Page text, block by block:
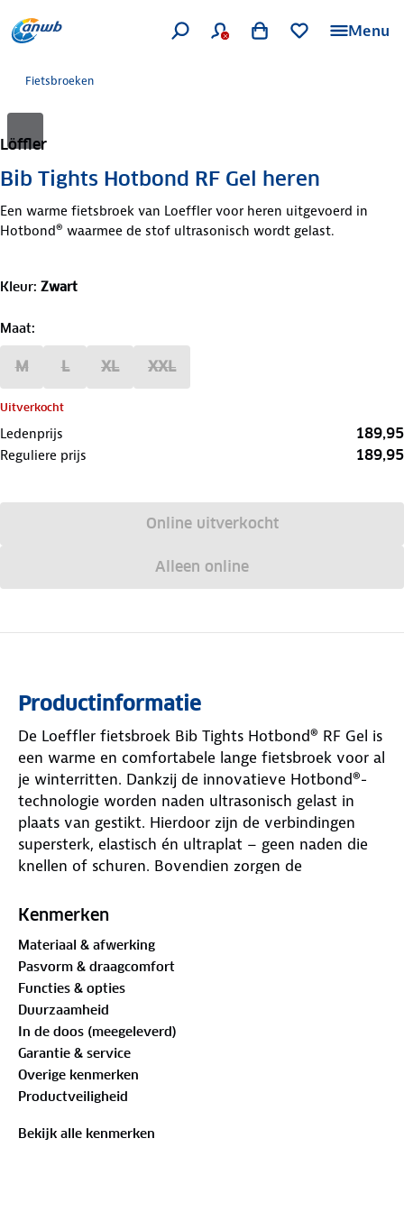
Menu
Fietsbroeken
Löffler
Bib Tights Hotbond RF Gel heren
Een warme fietsbroek van Loeffler voor heren uitgevoerd in
Hotbond® waarmee de stof ultrasonisch wordt gelast.
Kleur: Zwart
Maat:
M L XL XXL
Uitverkocht
Ledenprijs 189,95
Reguliere prijs 189,95
Online uitverkocht
Alleen online
Productinformatie
De Loeffler fietsbroek Bib Tights Hotbond® RF Gel is
een warme en comfortabele lange fietsbroek voor al
je winterritten. Dankzij de innovatieve Hotbond®-
technologie worden naden ultrasonisch gelast in
plaats van gestikt. Hierdoor zijn de verbindingen
supersterk, elastisch én ultraplat – geen naden die
knellen of schuren. Bovendien zorgen de
betere zichtbaarheid in het donker.
De broek is voorzien van een Comfort Gel Air
zitkussen, speciaal ontworpen voor sportieve
fietsers die extra comfort zoeken tijdens langere
ritten. De combinatie van gel pads en hoogwaardig
foam dempt trillingen, reguleert de temperatuur en
zorgt voor een stabiele en aangename zit.
Het gebruikte thermisch binnenvelours is warm,
ademend en sneldrogend, terwijl de elastische net
Kenmerken
Materiaal & afwerking
Pasvorm & draagcomfort
Functies & opties
Duurzaamheid
In de doos (meegeleverd)
Garantie & service
Overige kenmerken
Productveiligheid
Bekijk alle kenmerken